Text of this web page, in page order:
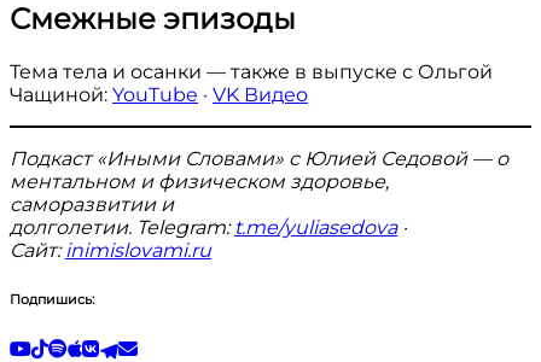
Смежные эпизоды
Тема тела и осанки — также в выпуске с Ольгой
Чащиной: YouTube · VK Видео
Подкаст «Иными Словами» с Юлией Седовой — о
ментальном и физическом здоровье,
саморазвитии и
долголетии. Telegram: t.me/yuliasedova·
Сайт:inimislovami.ru
Подпишись: